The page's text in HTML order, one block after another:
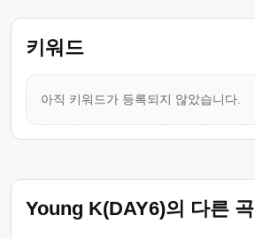
키워드
아직 키워드가 등록되지 않았습니다.
Young K(DAY6)의 다른 곡